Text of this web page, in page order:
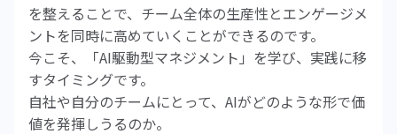
を整えることで、チーム全体の生産性とエンゲージメ
ントを同時に高めていくことができるのです。
今こそ、「AI駆動型マネジメント」を学び、実践に移
すタイミングです。
自社や自分のチームにとって、AIがどのような形で価
値を発揮しうるのか。